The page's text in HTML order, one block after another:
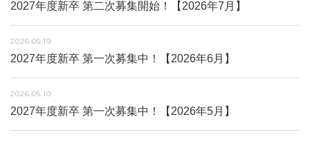
2027年度新卒 第二次募集開始！【2026年7月】
2026.05.19
2027年度新卒 第一次募集中！【2026年6月】
2026.05.10
2027年度新卒 第一次募集中！【2026年5月】